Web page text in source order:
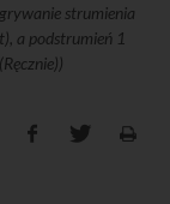
strumienia
a podstrumień 1